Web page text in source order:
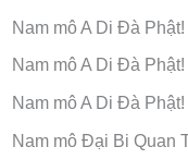
Nam mô A Di Đà Phật!
Nam mô A Di Đà Phật!
Nam mô A Di Đà Phật!
Nam mô Đại Bi Quan